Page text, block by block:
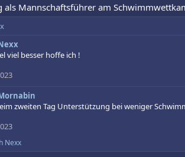
als Mannschaftsführer am
viel besser hoffe ich !
zweiten Tag Unterstützung bei weniger
Nexx